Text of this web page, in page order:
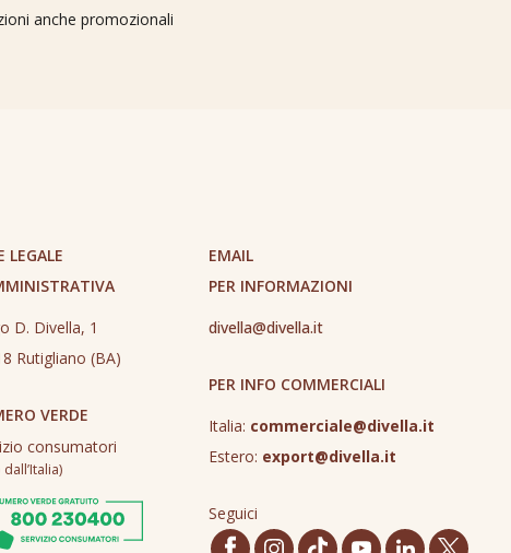
anche promozionali
LEGALE
D. Divella, 1
Rutigliano (BA)
VERDE
consumatori
EMAIL
PER INFORMAZIONI
divella@divella.it
PER INFO COMMERCIALI
Italia: commerciale@divella.it
Estero: export@divella.it
Seguici